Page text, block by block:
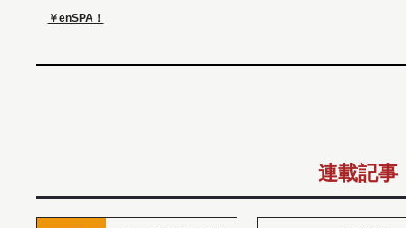
￥enSPA！
連載記事